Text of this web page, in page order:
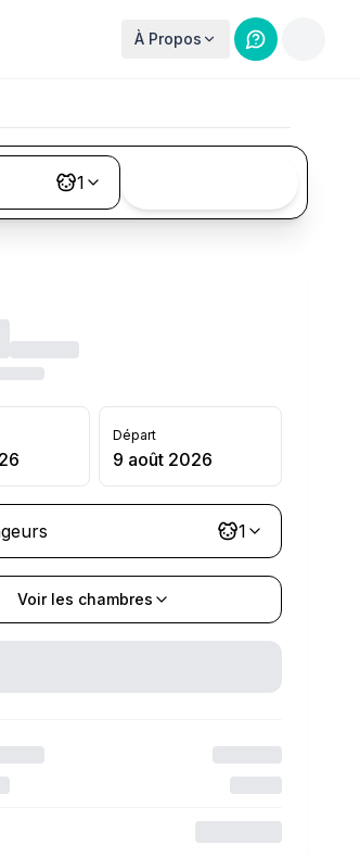
À Propos
1
Départ
9 août 2026
1
Voir les chambres